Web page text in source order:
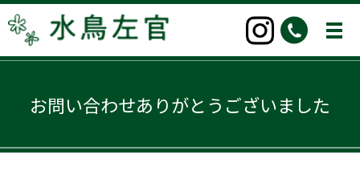
お問い合わせありがとうございました